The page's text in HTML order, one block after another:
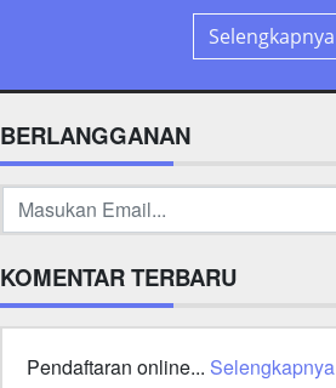
Selengkapnya
BERLANGGANAN
KOMENTAR TERBARU
Pendaftaran online... Selengkapnya